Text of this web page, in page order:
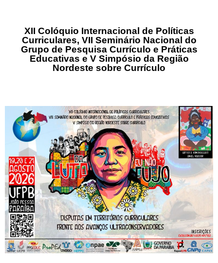
XII Colóquio Internacional de Políticas
Curriculares, VII Seminário Nacional do
Grupo de Pesquisa Currículo e Práticas
Educativas e V Simpósio da Região
Nordeste sobre Currículo